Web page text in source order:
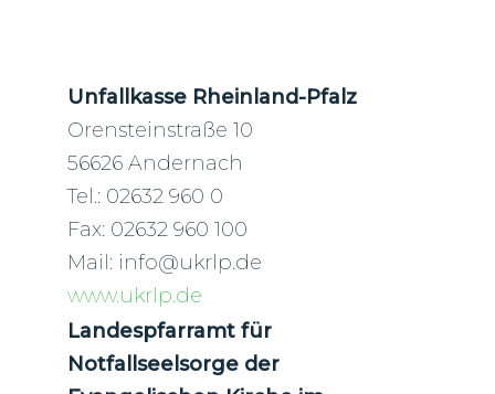
Unfallkasse Rheinland-Pfalz
Orensteinstraße 10
56626 Andernach
Tel.: 02632 960 0
Fax: 02632 960 100
Mail: info@ukrlp.de
www.ukrlp.de
Landespfarramt für
Notfallseelsorge der